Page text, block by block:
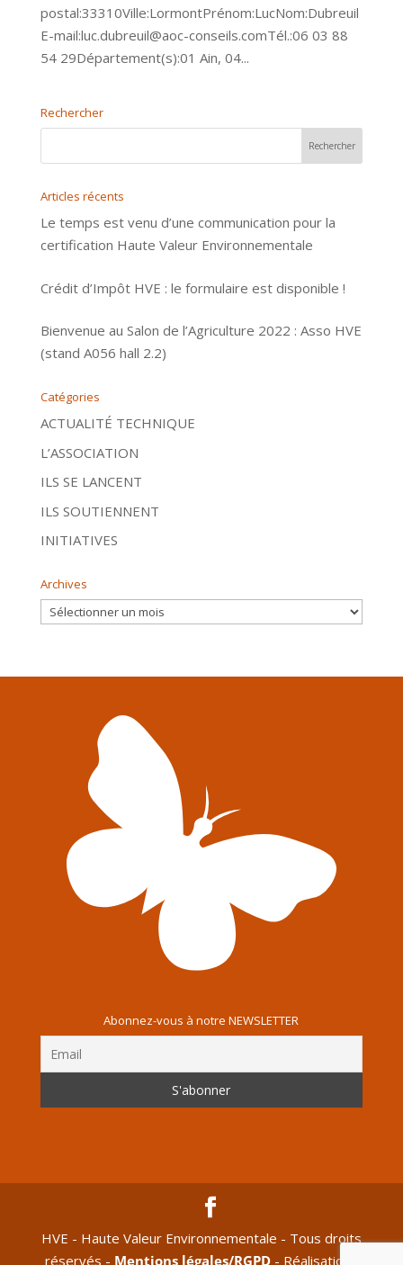
postal:33310Ville:LormontPrénom:LucNom:Dubreuil
E-mail:luc.dubreuil@aoc-conseils.comTél.:06 03 88
54 29Département(s):01 Ain, 04...
Rechercher
Articles récents
Le temps est venu d’une communication pour la
certification Haute Valeur Environnementale
Crédit d’Impôt HVE : le formulaire est disponible !
Bienvenue au Salon de l’Agriculture 2022 : Asso HVE
(stand A056 hall 2.2)
Catégories
ACTUALITÉ TECHNIQUE
L’ASSOCIATION
ILS SE LANCENT
ILS SOUTIENNENT
INITIATIVES
Archives
Archives
Abonnez-vous à notre NEWSLETTER
HVE - Haute Valeur Environnementale - Tous droits
réservés - Mentions légales/RGPD - Réalisation :